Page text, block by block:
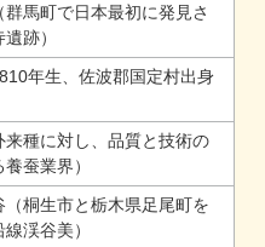
馬町で日本最初に発見さ
跡）
年生、佐波郡国定村出身
種に対し、品質と技術の
蚕業界）
桐生市と栃木県足尾町を
渓谷美）